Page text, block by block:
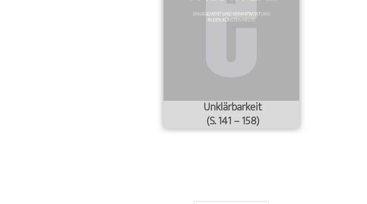
Unklärbarkeit
(S. 141 – 158)